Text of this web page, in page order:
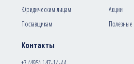
Контакты
Юридическим лицам
Поставщикам
Акции
Полезные